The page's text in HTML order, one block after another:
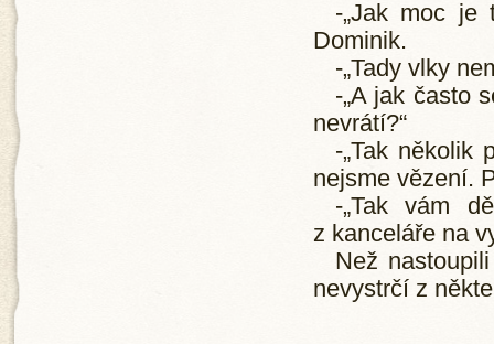
-„Jak moc je
Dominik.
-„Tady vlky
-„A jak často
nevrátí?“
-„Tak několik
nejsme vězení.
-„Tak vám
z kanceláře na
Než
nevystrčí z